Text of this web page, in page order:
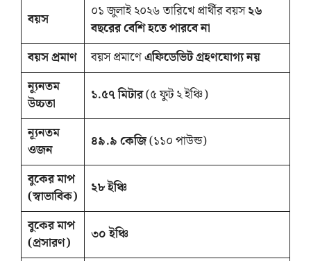
বয়স
০১ জুলাই ২০২৬ তারিখে প্রার্থীর বয়স২৬
বছরের বেশি হতে পারবে না
বয়স প্রমাণ
বয়স প্রমাণেএফিডেভিট গ্রহণযোগ্য নয়
ন্যূনতম
উচ্চতা
১.৫৭ মিটার(৫ ফুট ২ ইঞ্চি)
ন্যূনতম
ওজন
৪৯.৯ কেজি(১১০ পাউন্ড)
বুকের মাপ
(স্বাভাবিক)
২৮ ইঞ্চি
বুকের মাপ
(প্রসারণ)
৩০ ইঞ্চি